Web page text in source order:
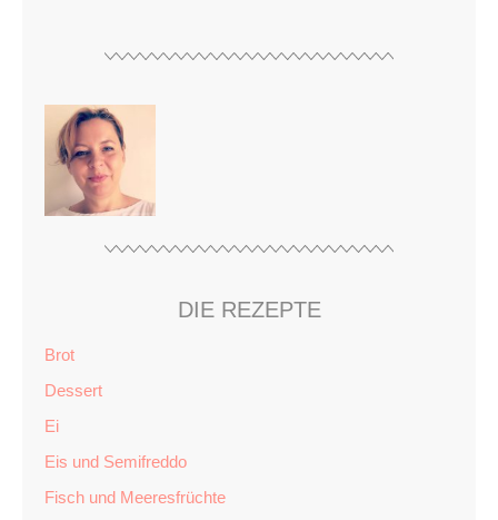
DIE REZEPTE
Brot
Dessert
Ei
Eis und Semifreddo
Fisch und Meeresfrüchte